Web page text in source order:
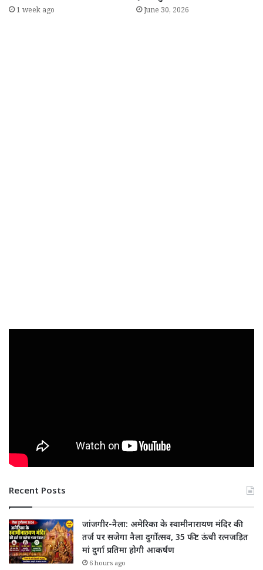
1 week ago
June 30, 2026
Recent Posts
जांजगीर-नैला: अमेरिका के स्वामीनारायण मंदिर की
तर्ज पर सजेगा नैला दुर्गोत्सव, 35 फीट ऊंची रत्नजड़ित
मां दुर्गा प्रतिमा होगी आकर्षण
6 hours ago